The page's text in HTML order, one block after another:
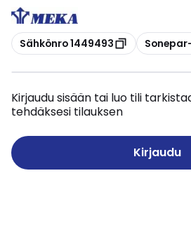
Kopioi
Sähkönro 1449493 Kopioi
Kirjaudu sisään tai luo tili
tehdäksesi tilauksen
Kirjaudu